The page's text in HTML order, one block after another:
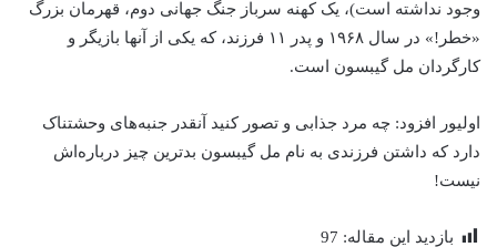
وجود نداشته است)، یک کهنه سرباز جنگ جهانی دوم، قهرمان بزرگ
«خطر!» در سال ۱۹۶۸ و پدر ۱۱ فرزند، که یکی از آنها بازیگر و
کارگردان مل گیبسون است.
اولیور افزود: چه مرد جذابی و تصور کنید آنقدر جنبه‌های وحشتناک
دارد که داشتن فرزندی به نام مل گیبسون بدترین چیز درباره‌اش
نیست!
بازدید این مقاله: 97